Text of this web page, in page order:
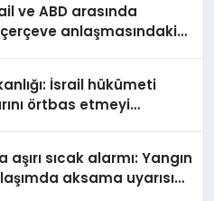
ve ABD arasında
anlaşmasındaki
İsrail hükümeti
örtbas etmeyi
aşırı sıcak alarmı: Yangın
aksama uyarısı